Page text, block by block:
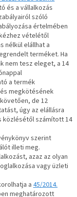
és a vállalkozás
szóló
értelmében
vételétől
nélkül elállhat a
terméket. Ha
nem tesz eleget, a 14
a termék
megkötésének
de 12
úgy az elállásra
közlésétől számított 14
szerint
illeti meg.
azaz az olyan
vagy üzleti
a 45/2014.
meghatározott